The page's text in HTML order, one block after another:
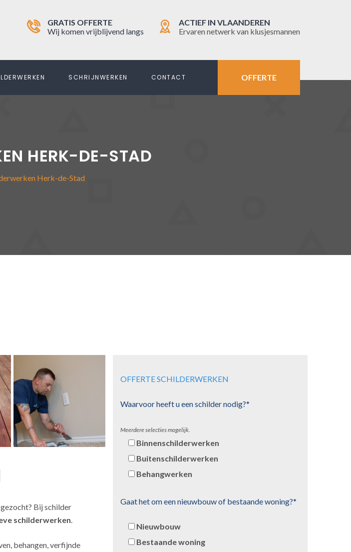
GRATIS OFFERTE
Wij komen vrijblijvend langs
ACTIEF IN VLAANDEREN
Ervaren netwerk van klusjesmannen
SCHRIJNWERKEN CONTACT OFFERTE
HERK-DE-STAD
Herk-de-Stad
gezocht? Bij schilder
schilderwerken
behangen, verfijnde
OFFERTE SCHILDERWERKEN
Waarvoor heeft u een schilder nodig?*
Meerdere selecties mogelijk.
Binnenschilderwerken
Buitenschilderwerken
Behangwerken
Gaat het om een nieuwbouw of bestaande woning?*
Nieuwbouw
Bestaande woning